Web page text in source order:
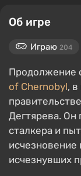
Об игре
Играю 204
Продолжение
of Chernobyl,
Дегтярева. Он
сталкера и
исчезновение
исчезнувших